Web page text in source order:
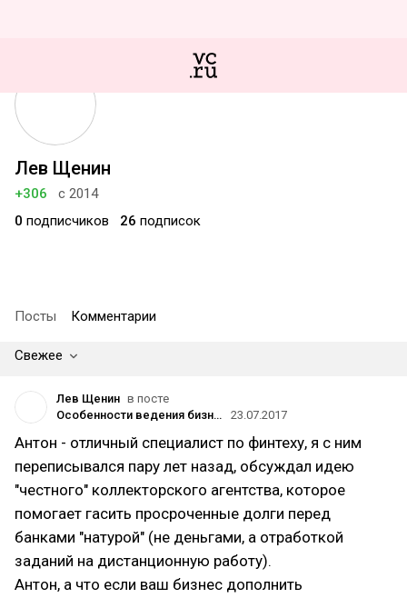
Лев Щенин
+306
с 2014
0 подписчиков 26 подписок
Посты Комментарии
Свежее
Лев Щенин в посте
Особенности ведения бизнеса в Камбодже
23.07.2017
Антон - отличный специалист по финтеху, я с ним
переписывался пару лет назад, обсуждал идею
"честного" коллекторского агентства, которое
помогает гасить просроченные долги перед
банками "натурой" (не деньгами, а отработкой
заданий на дистанционную работу).
Антон, а что если ваш бизнес дополнить